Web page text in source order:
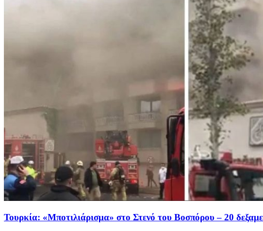
Τουρκία: «Μποτιλιάρισμα» στο Στενό του Βοσπόρου – 20